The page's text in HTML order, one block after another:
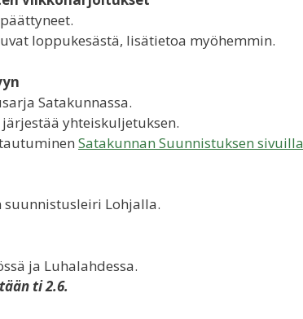
loppukesästä, lisätietoa myöhemmin.
Satakunnassa.
yhteiskuljetuksen.
Satakunnan Suunnistuksen sivuilla
Lohjalla.
ja Luhalahdessa.
ti 2.6.